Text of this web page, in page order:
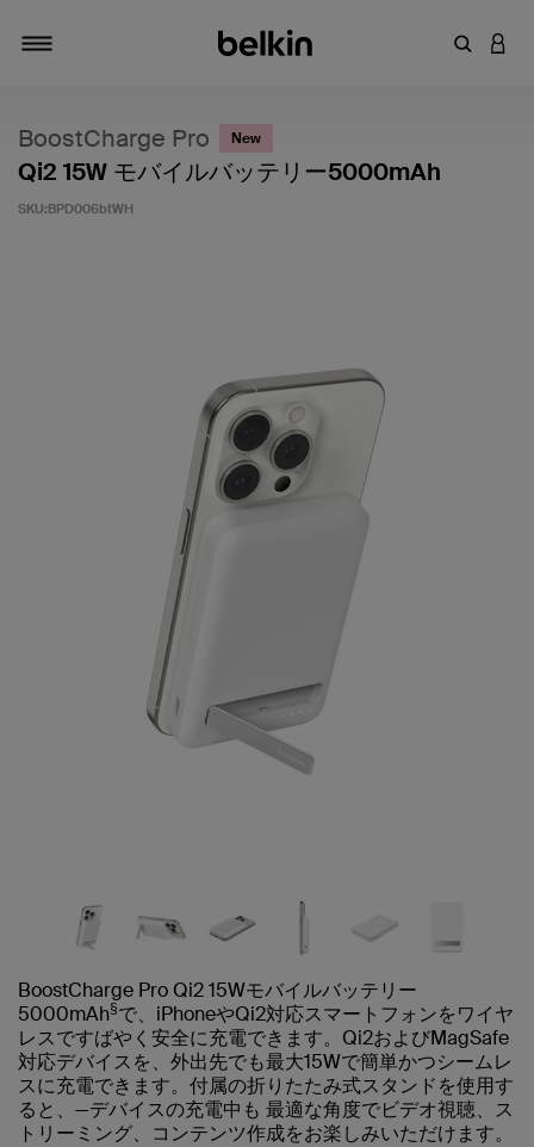
キーワアカ
BoostCharge Pro New
Qi2 15W モバイルバッテリー5000mAh
SKU:BPD006btWH
BoostCharge Pro Qi2 15Wモバイルバッテリー
5000mAh§で、iPhoneやQi2対応スマートフォンをワイヤ
レスですばやく安全に充電できます。Qi2およびMagSafe
対応デバイスを、外出先でも最大15Wで簡単かつシームレ
スに充電できます。付属の折りたたみ式スタンドを使用す
ると、—デバイスの充電中も 最適な角度でビデオ視聴、ス
トリーミング、コンテンツ作成をお楽しみいただけます。